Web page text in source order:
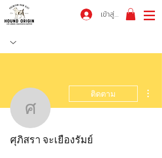
เข้าสู่ระบบ
ศุภิสรา จะเยืองรั
ติดตาม
ศุภิสรา จะเยืองรัมย์